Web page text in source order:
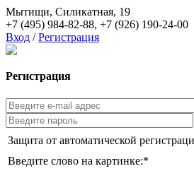
Мытищи, Силикатная, 19
+7 (495) 984-82-88, +7 (926) 190-24-00
Вход / Регистрация
Регистрация
Защита от автоматической
Введите слово на картинке:*